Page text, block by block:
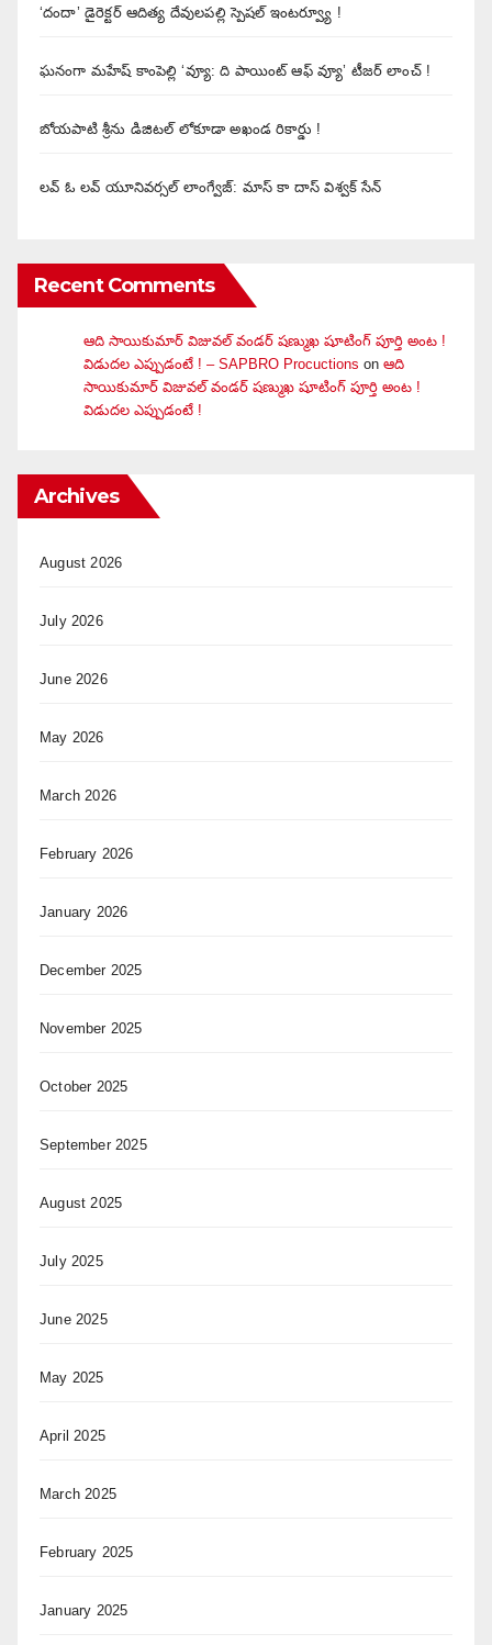
‘దందా’ డైరెక్ట‌ర్ ఆదిత్య దేవులపల్లి స్పెషల్ ఇంటర్వ్యూ !
ఘనంగా మహేష్ కాంపెల్లి ‘వ్యూ: ది పాయింట్ ఆఫ్ వ్యూ’ టీజర్ లాంచ్ !
బోయపాటి శ్రీను డిజిటల్‌ లోకూడా అఖండ రికార్డు !
లవ్ ఓ లవ్ యూనివర్సల్ లాంగ్వేజ్‌: మాస్ కా దాస్ విశ్వక్ సేన్
Recent Comments
ఆది సాయికుమార్ విజువ‌ల్ వండ‌ర్ ష‌ణ్ముఖ షూటింగ్ పూర్తి అంట !
విడుదల ఎప్పుడంటే ! – SAPBRO Procuctions on ఆది
సాయికుమార్ విజువ‌ల్ వండ‌ర్ ష‌ణ్ముఖ షూటింగ్ పూర్తి అంట !
విడుదల ఎప్పుడంటే !
Archives
August 2026
July 2026
June 2026
May 2026
March 2026
February 2026
January 2026
December 2025
November 2025
October 2025
September 2025
August 2025
July 2025
June 2025
May 2025
April 2025
March 2025
February 2025
January 2025